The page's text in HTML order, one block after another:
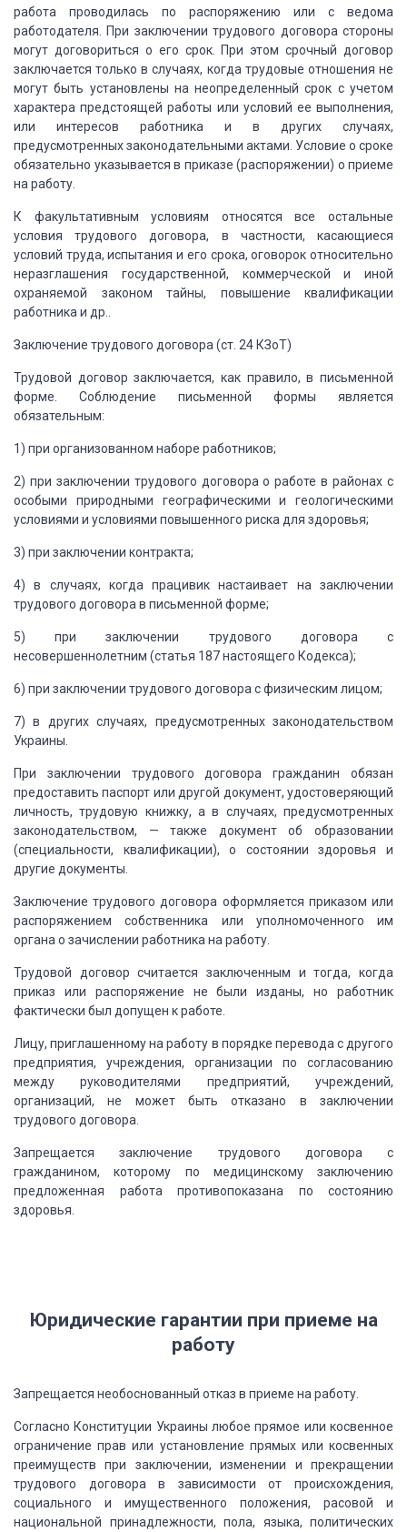
работа проводилась по распоряжению или с ведома
работодателя. При заключении трудового договора стороны
могут договориться о его срок. При этом срочный договор
заключается только в случаях, когда трудовые отношения не
могут быть установлены на неопределенный срок с учетом
характера предстоящей работы или условий ее выполнения,
или интересов работника и в других случаях,
предусмотренных законодательными актами. Условие о сроке
обязательно указывается в приказе (распоряжении) о приеме
на работу.
К факультативным условиям относятся все остальные
условия трудового договора, в частности, касающиеся
условий труда, испытания и его срока, оговорок относительно
неразглашения государственной, коммерческой и иной
охраняемой законом тайны, повышение квалификации
работника и др..
Заключение трудового договора (ст. 24 КЗоТ)
Трудовой договор заключается, как правило, в письменной
форме. Соблюдение письменной формы является
обязательным:
1) при организованном наборе работников;
2) при заключении трудового договора о работе в районах с
особыми природными географическими и геологическими
условиями и условиями повышенного риска для здоровья;
3) при заключении контракта;
4) в случаях, когда працивик настаивает на заключении
трудового договора в письменной форме;
5) при заключении трудового договора с
несовершеннолетним (статья 187 настоящего Кодекса);
6) при заключении трудового договора с физическим лицом;
7) в других случаях, предусмотренных законодательством
Украины.
При заключении трудового договора гражданин обязан
предоставить паспорт или другой документ, удостоверяющий
личность, трудовую книжку, а в случаях, предусмотренных
законодательством, — также документ об образовании
(специальности, квалификации), о состоянии здоровья и
другие документы.
Заключение трудового договора оформляется приказом или
распоряжением собственника или уполномоченного им
органа о зачислении работника на работу.
Трудовой договор считается заключенным и тогда, когда
приказ или распоряжение не были изданы, но работник
фактически был допущен к работе.
Лицу, приглашенному на работу в порядке перевода с другого
предприятия, учреждения, организации по согласованию
между руководителями предприятий, учреждений,
организаций, не может быть отказано в заключении
трудового договора.
Запрещается заключение трудового договора с
гражданином, которому по медицинскому заключению
предложенная работа противопоказана по состоянию
здоровья.
Юридические гарантии при приеме на
работу
Запрещается необоснованный отказ в приеме на работу.
Согласно Конституции Украины любое прямое или косвенное
ограничение прав или установление прямых или косвенных
преимуществ при заключении, изменении и прекращении
трудового договора в зависимости от происхождения,
социального и имущественного положения, расовой и
национальной принадлежности, пола, языка, политических